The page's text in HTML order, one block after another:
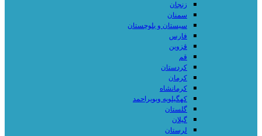
زنجان
سمنان
سیستان و بلوچستان
فارس
قزوین
قم
کردستان
کرمان
کرمانشاه
کهگیلویه وبویراحمد
گلستان
گیلان
لرستان